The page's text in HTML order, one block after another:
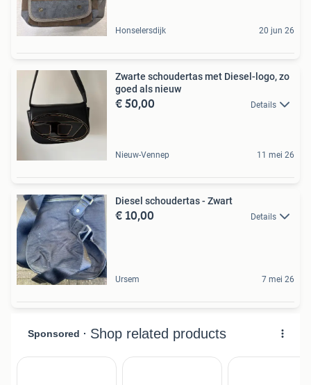
Honselersdijk 20 jun 26
Zwarte schoudertas met Diesel-logo, zo
goed als nieuw
€ 50,00 Details
Nieuw-Vennep 11 mei 26
Diesel schoudertas - Zwart
€ 10,00 Details
Ursem 7 mei 26